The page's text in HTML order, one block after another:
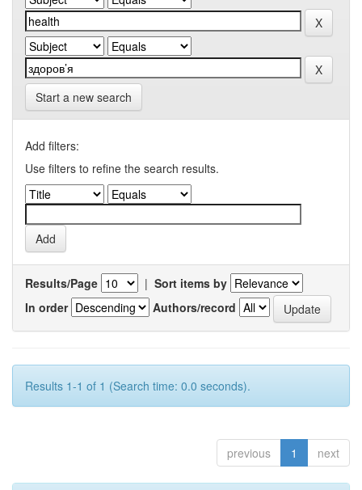
Start a new search
Add filters:
Use filters to refine the search results.
Results/Page | Sort items by
In order
Authors/record
Results 1-1 of 1 (Search time: 0.0 seconds).
previous 1 next